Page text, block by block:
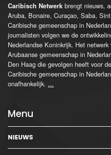
Caribisch Netwerk brengt nieuws,
Aruba, Bonaire, Curaçao, Saba,
Caribische gemeenschap in
journalisten volgen we de
Nederlandse Koninkrijk. Het
Arubaanse gemeenschap in
Den Haag die gevolgen heeft voor
Caribische gemeenschap in
onafhankelijk. ...
Menu
NIEUWS